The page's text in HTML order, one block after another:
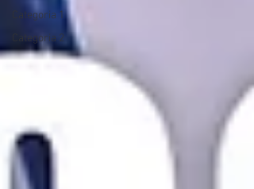
Categoria 1
Categoria 2